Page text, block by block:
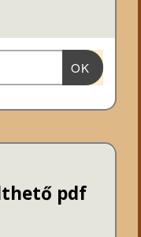
OK
pdf